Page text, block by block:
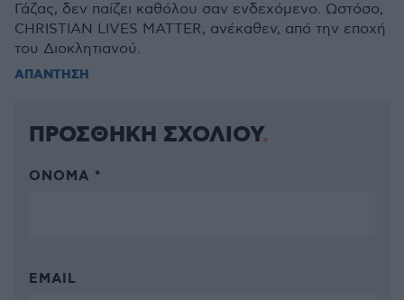
Γάζας, δεν παίζει καθόλου σαν ενδεχόμενο. Ωστόσο,
CHRISTIAN LIVES MATTER, ανέκαθεν, από την εποχή
του Διοκλητιανού.
ΑΠΑΝΤΗΣΗ
ΠΡΟΣΘΗΚΗ ΣΧΟΛΙΟΥ
ΌΝΟΜΑ *
EMAIL